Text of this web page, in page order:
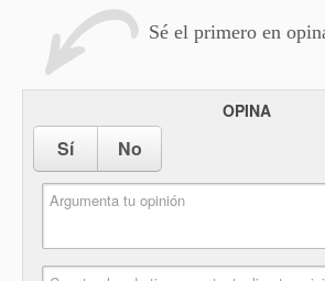
Sé el primero en
OPINA
Sí No